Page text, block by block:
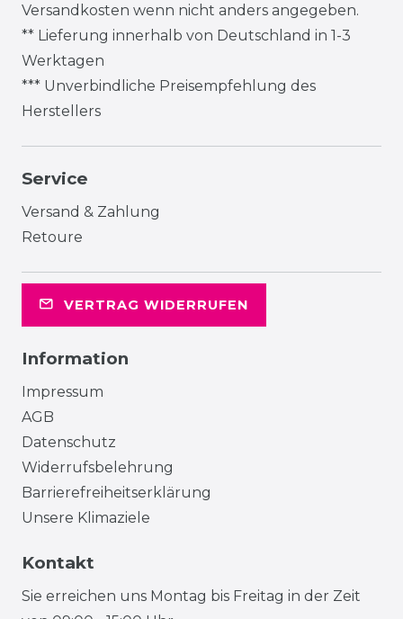
Versandkosten wenn nicht anders angegeben.
** Lieferung innerhalb von Deutschland in 1-3
Werktagen
*** Unverbindliche Preisempfehlung des
Herstellers
Service
Versand & Zahlung
Retoure
VERTRAG WIDERRUFEN
Information
Impressum
AGB
Datenschutz
Widerrufsbelehrung
Barrierefreiheitserklärung
Unsere Klimaziele
Kontakt
Sie erreichen uns Montag bis Freitag in der Zeit